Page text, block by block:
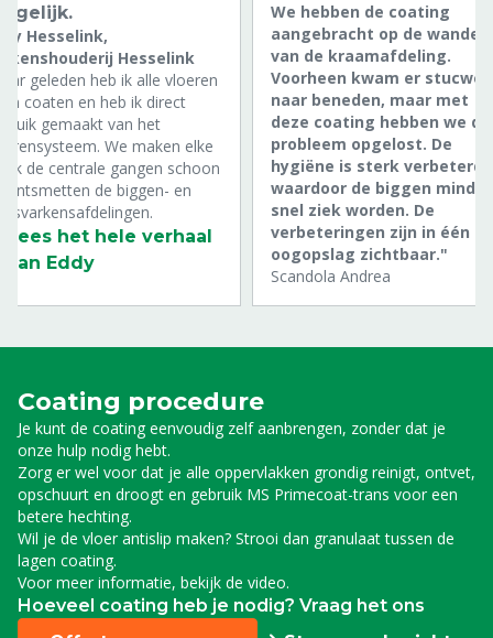
Hesselink,
Hesselink
geleden heb ik alle vloeren
coaten en heb ik direct
gemaakt van het
We maken elke
de centrale gangen schoon
ontsmetten de biggen- en
Lees het hele verhaal
van Eddy
We hebben de coating
aangebracht op de wanden
van de kraamafdeling.
Voorheen kwam er
naar beneden, maar met
deze coating hebben we
probleem opgelost. De
hygiëne is sterk verbeterd,
waardoor de biggen minder
snel ziek worden. De
verbeteringen zijn in één
oogopslag zichtbaar."
Scandola Andrea
Coating procedure
Je kunt de coating eenvoudig zelf aanbrengen, zonder dat je
onze hulp nodig hebt.
Zorg er wel voor dat je alle oppervlakken grondig reinigt, ontvet,
opschuurt en droogt en gebruik MS Primecoat-trans voor een
betere hechting.
Wil je de vloer antislip maken? Strooi dan granulaat tussen de
lagen coating.
Voor meer informatie, bekijk de video.
Hoeveel coating heb je nodig? Vraag het ons